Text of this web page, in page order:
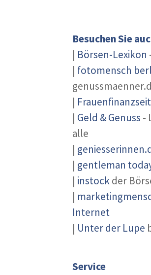
Besuchen Sie
| Börsen-Lexikon
| fotomensch
|
| Geld & Genuss -
alle
|
| gentleman
| instockder
|
Internet
| Unter der Lupe
Service